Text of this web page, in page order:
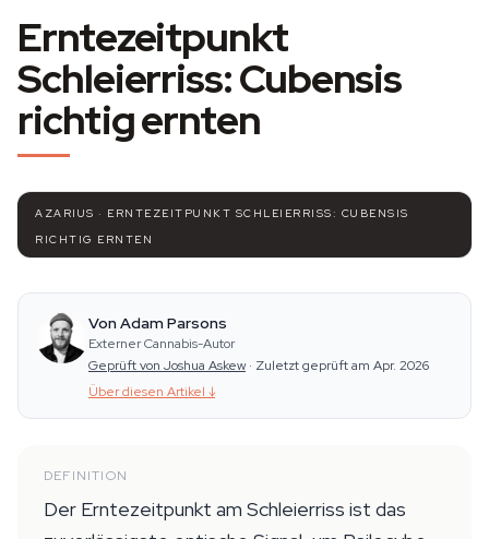
Erntezeitpunkt
Schleierriss: Cubensis
richtig ernten
AZARIUS · ERNTEZEITPUNKT SCHLEIERRISS: CUBENSIS
RICHTIG ERNTEN
Von Adam Parsons
Externer Cannabis-Autor
Geprüft von Joshua Askew · Zuletzt geprüft am Apr. 2026
Über diesen Artikel ↓
DEFINITION
Der Erntezeitpunkt am Schleierriss ist das